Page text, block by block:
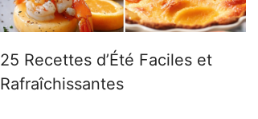
25 Recettes d’Été Faciles et
Rafraîchissantes